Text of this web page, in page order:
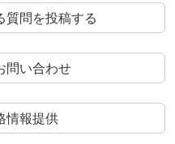
質問を投稿する
問い合わせ
情報提供